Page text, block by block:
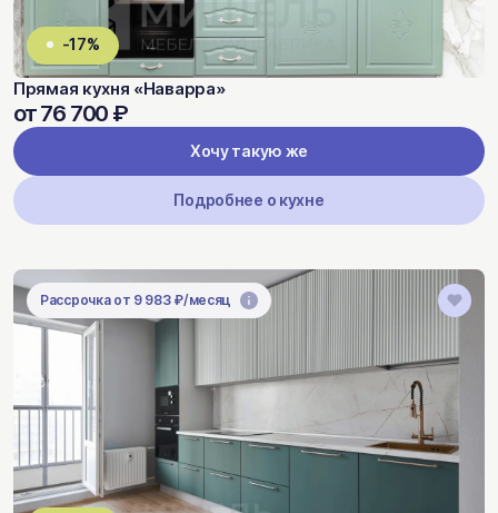
-17%
Прямая кухня «Наварра»
от 76 700 ₽
Хочу такую же
Подробнее о кухне
Рассрочка от 9 983 ₽/месяц